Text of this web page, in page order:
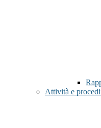
Attività e